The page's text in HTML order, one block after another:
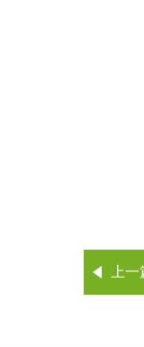
上